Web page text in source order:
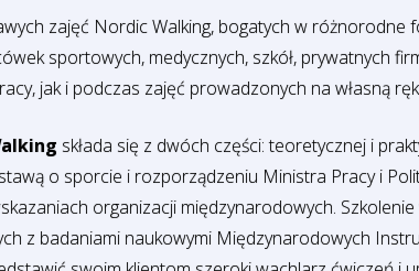
zajęć Nordic Walking, bogatych w
sportowych, medycznych, szkół, prywatnych
jak i podczas zajęć prowadzonych na własną
składa się z dwóch części: teoretycznej i
o sporcie i rozporządzeniu Ministra Pracy i
organizacji międzynarodowych.
z badaniami naukowymi Międzynarodowych